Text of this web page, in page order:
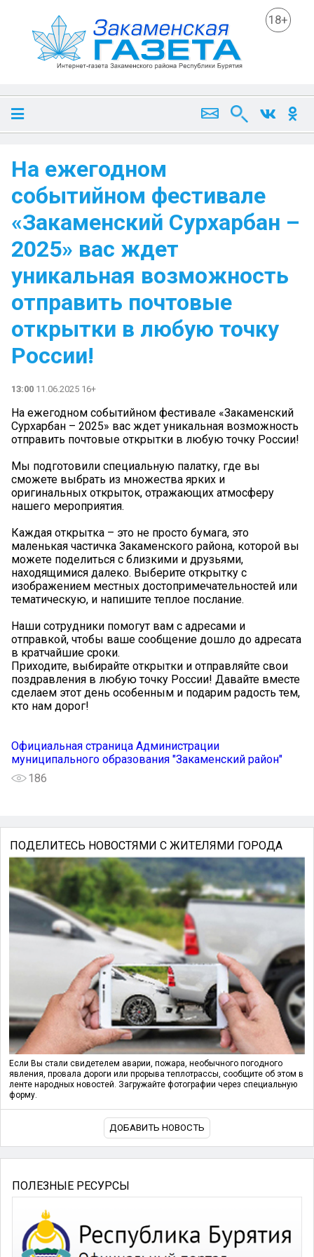
18+
На ежегодном
событийном фестивале
«Закаменский Сурхарбан –
2025» вас ждет
уникальная возможность
отправить почтовые
открытки в любую точку
России!
13:00 11.06.2025 16+
На ежегодном событийном фестивале «Закаменский
Сурхарбан – 2025» вас ждет уникальная возможность
отправить почтовые открытки в любую точку России!
Мы подготовили специальную палатку, где вы
сможете выбрать из множества ярких и
оригинальных открыток, отражающих атмосферу
нашего мероприятия.
Каждая открытка – это не просто бумага, это
маленькая частичка Закаменского района, которой вы
можете поделиться с близкими и друзьями,
находящимися далеко. Выберите открытку с
изображением местных достопримечательностей или
тематическую, и напишите теплое послание.
Наши сотрудники помогут вам с адресами и
отправкой, чтобы ваше сообщение дошло до адресата
в кратчайшие сроки.
Приходите, выбирайте открытки и отправляйте свои
поздравления в любую точку России! Давайте вместе
сделаем этот день особенным и подарим радость тем,
кто нам дорог!
Официальная страница Администрации
муниципального образования "Закаменский район"
186
ПОДЕЛИТЕСЬ НОВОСТЯМИ С ЖИТЕЛЯМИ ГОРОДА
Если Вы стали свидетелем аварии, пожара, необычного погодного
явления, провала дороги или прорыва теплотрассы, сообщите об этом в
ленте народных новостей. Загружайте фотографии через специальную
форму.
ДОБАВИТЬ НОВОСТЬ
ПОЛЕЗНЫЕ РЕСУРСЫ